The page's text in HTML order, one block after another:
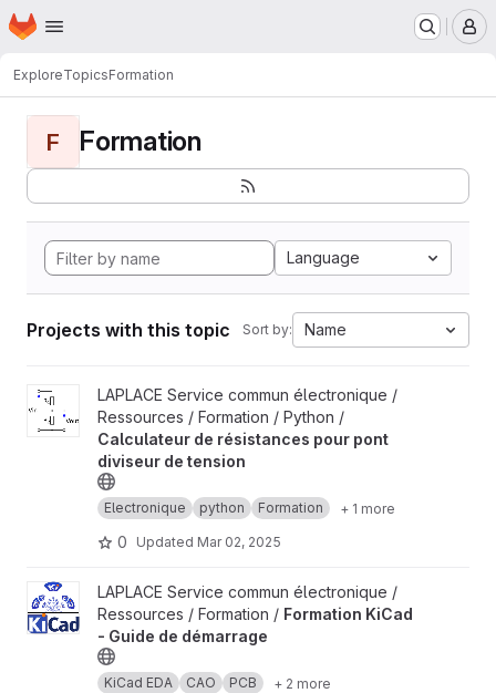
Skip to main content
Homepage
ExploreTopicsFormation
F Formation
Language
Projects with this topic Sort by: Name
View Calculateur de résistances pour pont diviseur de tension
LAPLACE Service commun électronique /
Ressources / Formation / Python /
Calculateur de résistances pour pont
diviseur de tension
Electronique python Formation + 1 more
0 Updated Mar 02, 2025
View Formation KiCad - Guide de démarrage project
LAPLACE Service commun électronique /
Ressources / Formation / Formation KiCad
- Guide de démarrage
KiCad EDA CAO PCB + 2 more